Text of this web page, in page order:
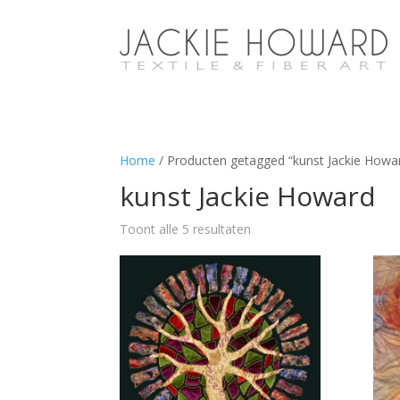
Home / Producten getagged “kunst Jackie
kunst Jackie Howard
Toont alle 5 resultaten